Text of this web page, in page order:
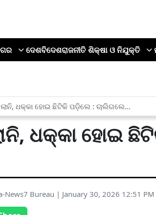
ଦେଶବିଦେଶରାଜନୀତି ଶିକ୍ଷା ଓ ନିଯୁକ୍ତି
ଧକ୍କା ହୋଇ ଛିଟିକି ପଡ଼ିଲେ : ଚାଲିଗଲେ…
ଧକ୍କା ହୋଇ
News7 Bureau | January 30, 2026 12:51 PM